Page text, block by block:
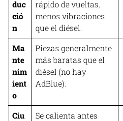
duc
ció
n
rápido de vueltas,
menos vibraciones
que el diésel.
Ma
nte
nim
ient
o
Piezas generalmente
más baratas que el
diésel (no hay
AdBlue).
Ciu
Se calienta antes